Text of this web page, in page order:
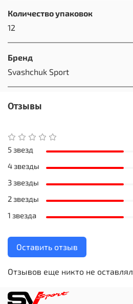
Количество упаковок
12
Бренд
Svashchuk Sport
Отзывы
Отзывов еще никто не оставлял
5 звезд
4 звезды
3 звезды
2 звезды
1 звезда
Оставить отзыв